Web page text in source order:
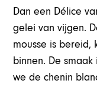
Dan een Délice
gelei van vijgen.
mousse is
binnen. De
we de chenin